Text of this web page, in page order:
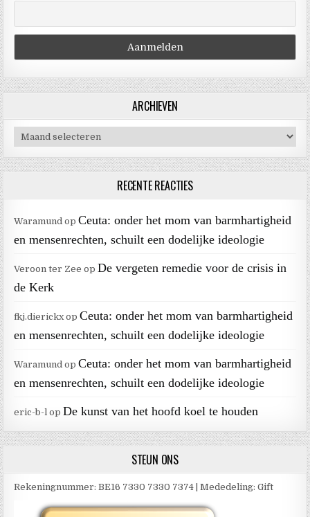
ARCHIEVEN
Archieven
RECENTE REACTIES
Waramund opCeuta: onder het mom van barmhartigheid
en mensenrechten, schuilt een dodelijke ideologie
Veroon ter Zee op De vergeten remedie voor de crisis in
de Kerk
fkj.dierickx opCeuta: onder het mom van barmhartigheid
en mensenrechten, schuilt een dodelijke ideologie
Waramund opCeuta: onder het mom van barmhartigheid
en mensenrechten, schuilt een dodelijke ideologie
eric-b-l op De kunst van het hoofd koel te houden
STEUN ONS
Rekeningnummer: BE16 7330 7330 7374 | Mededeling: Gift